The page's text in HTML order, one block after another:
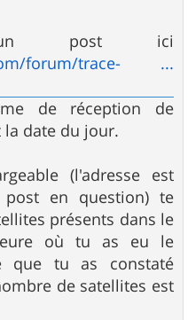
ici
forum/trace- ...
de réception de
date du jour.
(l'adresse est
en question) te
présents dans le
où tu as eu le
que tu as constaté
de satellites est